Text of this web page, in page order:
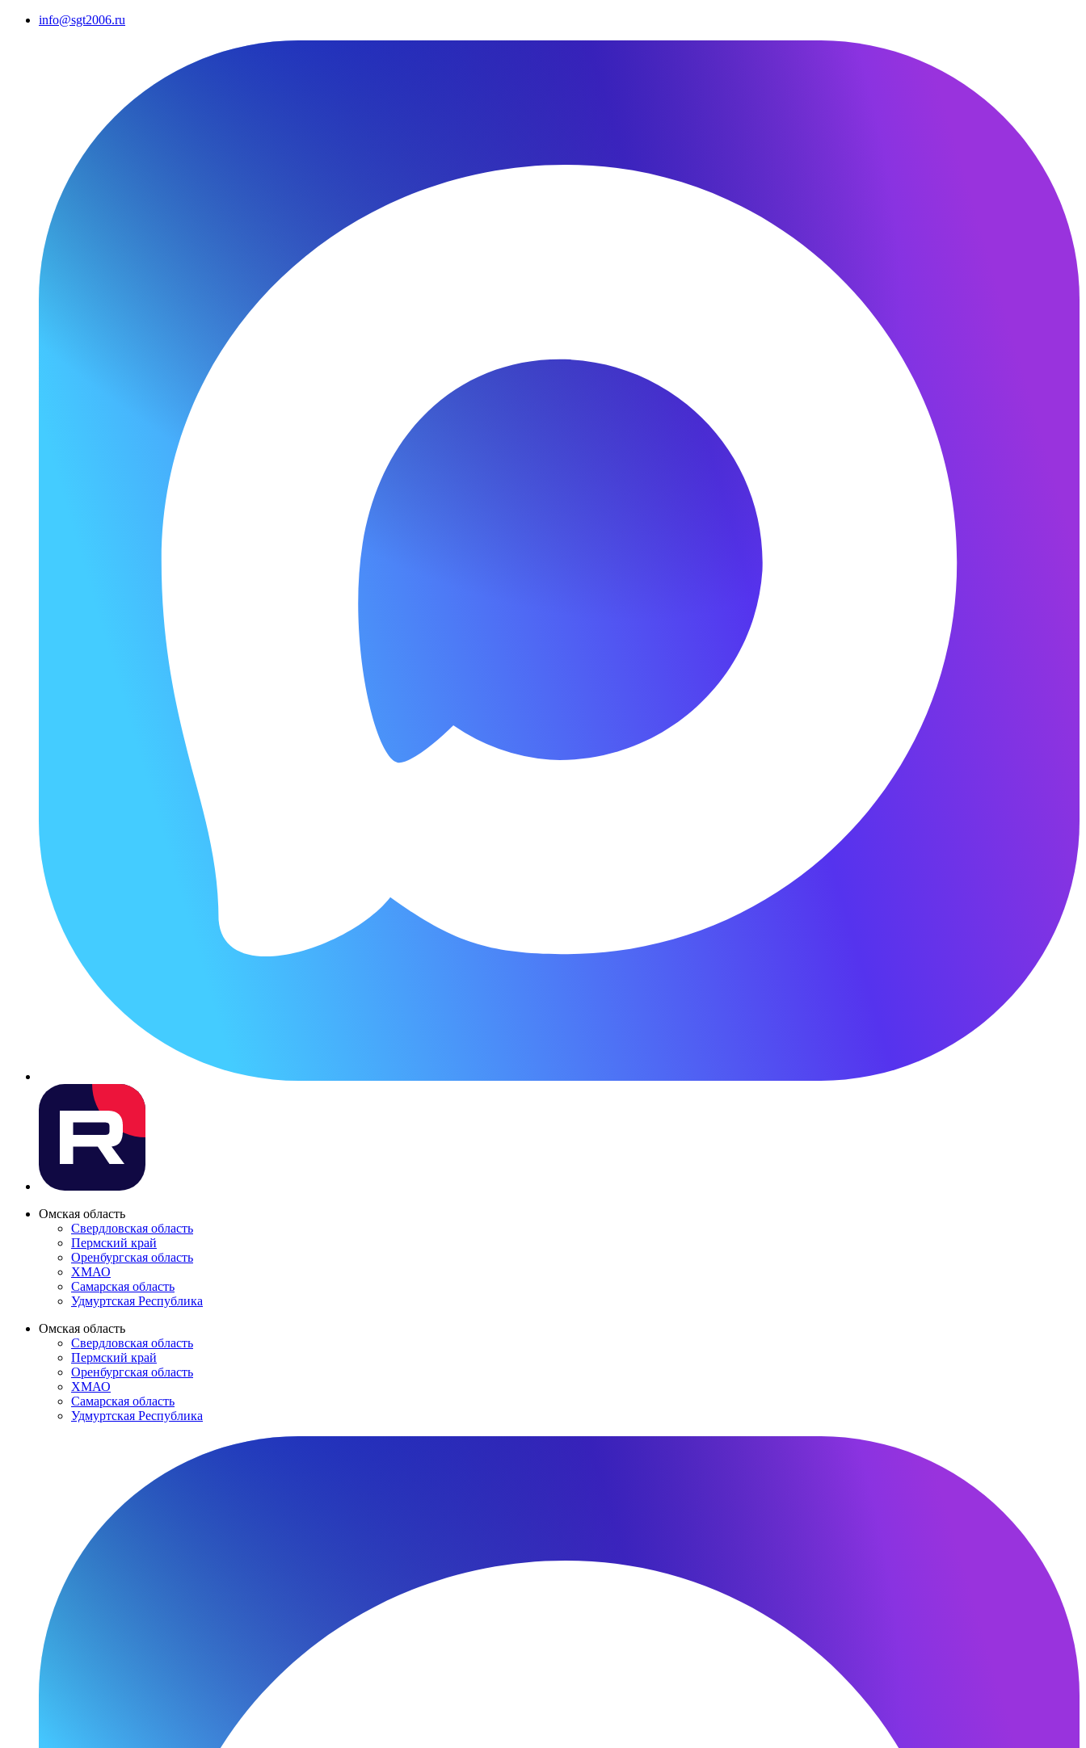
info@sgt2006.ru
Омская область
Свердловская область
Пермский край
Оренбургская область
ХМАО
Самарская область
Удмуртская Республика
Омская область
Свердловская область
Пермский край
Оренбургская область
ХМАО
Самарская область
Удмуртская Республика